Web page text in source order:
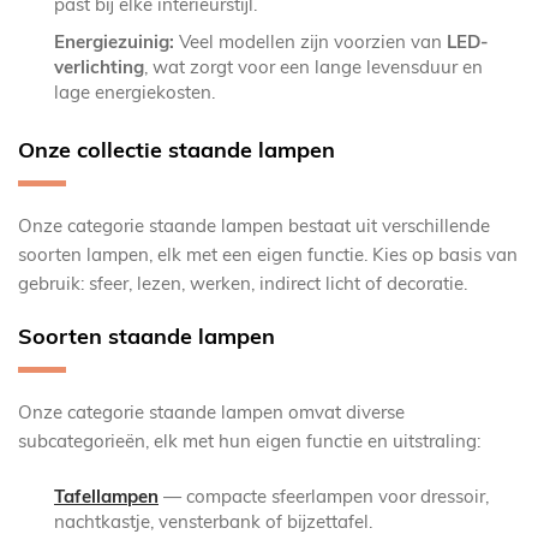
past bij elke interieurstijl.
Energiezuinig: Veel modellen zijn voorzien van LED-
verlichting, wat zorgt voor een lange levensduur en
lage energiekosten.
Onze collectie staande lampen
Onze categorie staande lampen bestaat uit verschillende
soorten lampen, elk met een eigen functie. Kies op basis van
gebruik: sfeer, lezen, werken, indirect licht of decoratie.
Soorten staande lampen
Onze categorie staande lampen omvat diverse
subcategorieën, elk met hun eigen functie en uitstraling:
Tafellampen — compacte sfeerlampen voor dressoir,
nachtkastje, vensterbank of bijzettafel.